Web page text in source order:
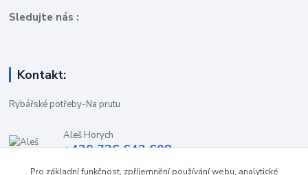
Sledujte nás :
Kontakt:
Rybářské potřeby-Na prutu
Aleš Horych
+420 736 642 608
Pro základní funkčnost, zpříjemnění používání webu, analytické